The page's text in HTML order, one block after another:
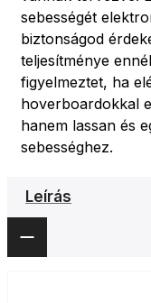
sebességét
biztonságod
teljesítménye
figyelmeztet, ha
hoverboardokkal
hanem lassan és
sebességhez.
Leírás